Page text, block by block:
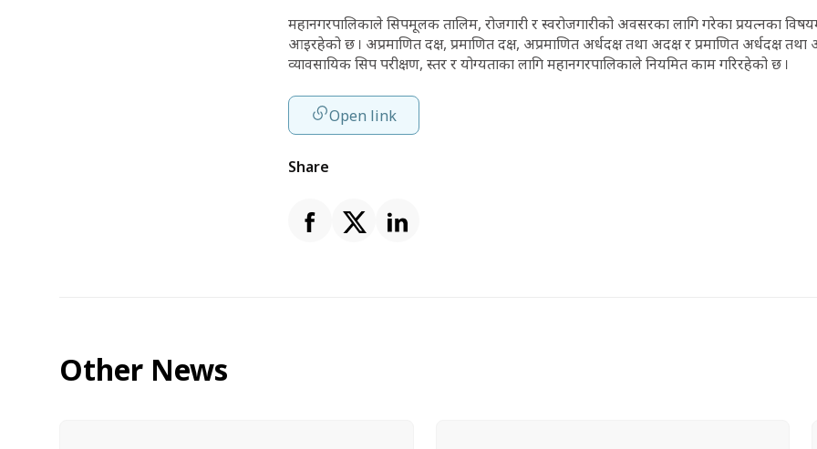
महानगरपालिकाले सिपमूलक तालिम, रोजगारी र स्वरोजगारीको अवसरका लागि गरेका प्रयत्नका
आइरहेको छ । अप्रमाणित दक्ष, प्रमाणित दक्ष, अप्रमाणित अर्धदक्ष तथा अदक्ष र प्रमाणित अर्धदक्ष
व्यावसायिक सिप परीक्षण, स्तर र योग्यताका लागि महानगरपालिकाले नियमित काम गरिरहेको छ ।
Open link
Share
Other News